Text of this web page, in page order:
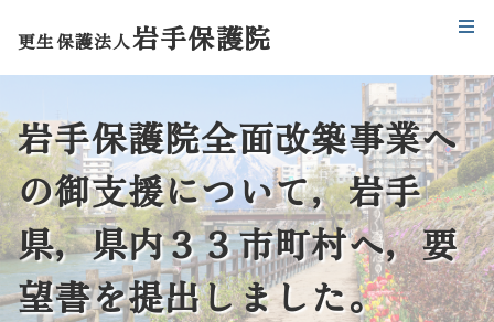
更生保護法人岩手保護院
岩手保護院全面改築事業へ
の御支援について，岩手
県，県内３３市町村へ，要
望書を提出しました。